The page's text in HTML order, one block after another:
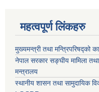
महत्वपूर्ण लिंकहरु
मुख्यमन्त्री तथा मन्त्रिपरिषद्को
नेपाल सरकार सङ्घीय मामिला
मन्त्रालय
स्थानीय शासन तथा सामुदायिक